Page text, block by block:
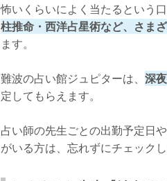
店舗詳細
鑑定料金
さいごに
怖いくらいによく当たるという
柱推命・西洋占星術など、さま
ます。
難波の占い館ジュピターは、 深
定してもらえます。
占い師の先生ごとの出勤予定日
がいる方は、忘れずにチェックし